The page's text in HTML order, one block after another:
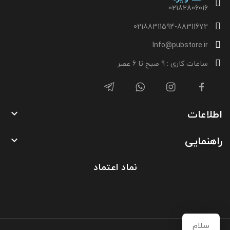
02182806016
02188311594-88311672
Info@pubstore.ir
ساعات کاری : 9 صبح تا 6 عصر
اطلاعات 
راهنمایی 
نماد اعتماد
سلام